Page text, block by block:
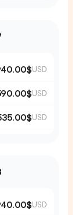
USD
USD
USD
USD